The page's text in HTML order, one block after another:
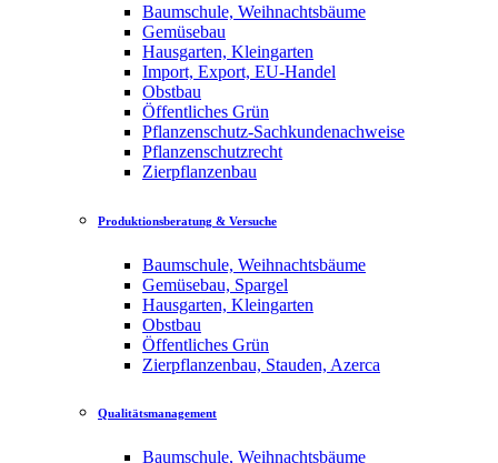
Baumschule, Weihnachtsbäume
Gemüsebau
Hausgarten, Kleingarten
Import, Export, EU-Handel
Obstbau
Öffentliches Grün
Pflanzenschutz-Sachkundenachweise
Pflanzenschutzrecht
Zierpflanzenbau
Produktionsberatung & Versuche
Baumschule, Weihnachtsbäume
Gemüsebau, Spargel
Hausgarten, Kleingarten
Obstbau
Öffentliches Grün
Zierpflanzenbau, Stauden, Azerca
Qualitätsmanagement
Baumschule, Weihnachtsbäume